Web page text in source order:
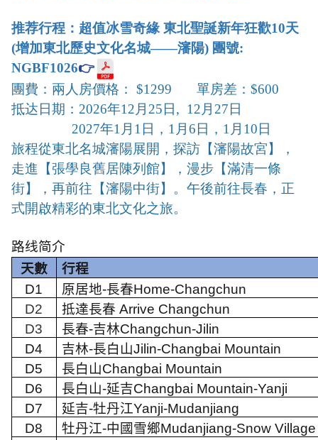
推荐行程：超值冰雪奇緣 東北聖誕新年狂歡10天
(增加東北歷史文化名城——瀋陽) 團號:
NGBF1026👉
團費：兩人房價格： $1299 單房差：$600
抵达日期：2026年12月25日, 12月27日
2027年1月1日，1月6日，1月10日
旅程從東北名城瀋陽展開，探訪【瀋陽故宮】，
走進【張學良舊居陳列館】， 漫步【滿清一條
街】，再前往【瀋陽中街】 。午後前往長春，正
式開啟精彩的東北文化之旅。
路线简介
天數
行程
D1
原居地-長春Home-Changchun
D2
抵達長春 Arrive Changchun
D3
長春-吉林Changchun-Jilin
D4
吉林-長白山Jilin-Changbai Mountain
D5
長白山Changbai Mountain
D6
長白山-延吉Changbai Mountain-Yanji
D7
延吉-牡丹江Yanji-Mudanjiang
D8
牡丹江-中國雪鄉Mudanjiang-Snow